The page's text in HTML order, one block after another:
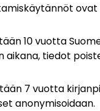
ovat
10 vuotta
aikana, tiedot
7 vuotta
anonymisoidaan.